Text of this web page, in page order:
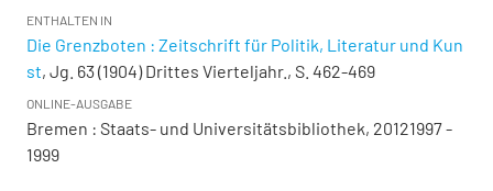
ENTHALTEN IN
Die Grenzboten : Zeitschrift für Politik, Literatur und Kun
st, Jg. 63 (1904) Drittes Vierteljahr., S. 462-469
ONLINE-AUSGABE
Bremen : Staats- und Universitätsbibliothek, 20121997 -
1999